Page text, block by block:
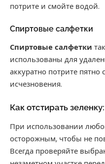
потрите и смойте водой.
Спиртовые салфетки
Спиртовые салфетки
использованы для
аккуратно потрите пятно
исчезновения.
Как отстирать
При использовании
осторожным, чтобы не
Всегда проверяйте